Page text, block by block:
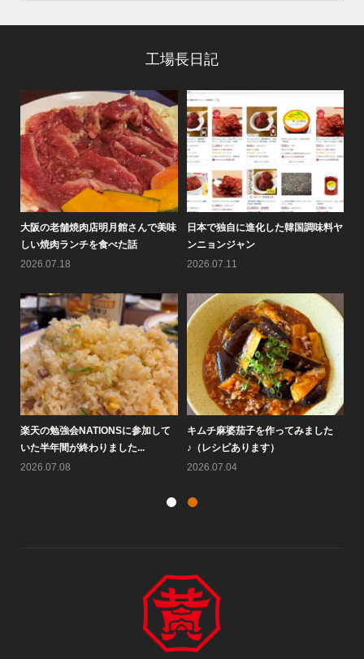
工場長日記
情報バラエティ番組「せやねん！」
のメチャ売れ！！のコーナーで...
2026.08.05
黄（ファン）倶楽部通信2026年8月
号を作りました♪
2026.08.01
大阪鶴橋黄さんのピビン麺が人気で
す♪
2026.07.25
なぜ7月にキムチは売れないの
か？！
2026.07.22